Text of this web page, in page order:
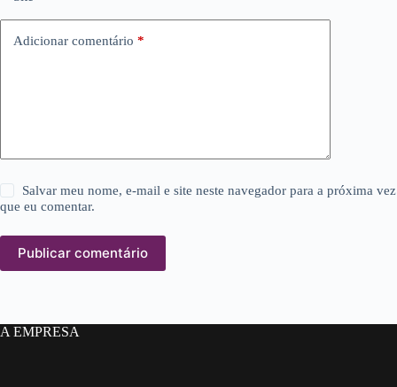
Adicionar comentário *
Salvar meu nome, e-mail e site neste navegador para a próxima vez
que eu comentar.
Publicar comentário
A EMPRESA